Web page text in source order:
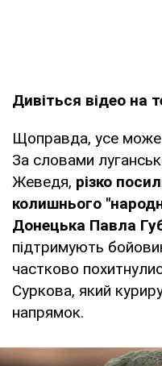
Дивіться відео на
Щоправда, усе може
За словами
Жеведя, різко
колишнього
Донецька Павла
підтримують
частково
Суркова, який
напрямок.